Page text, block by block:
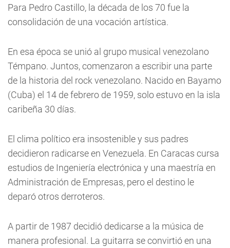
Para Pedro Castillo, la década de los 70 fue la
consolidación de una vocación artística.
En esa época se unió al grupo musical venezolano
Témpano. Juntos, comenzaron a escribir una parte
de la historia del rock venezolano. Nacido en Bayamo
(Cuba) el 14 de febrero de 1959, solo estuvo en la isla
caribeña 30 días.
El clima político era insostenible y sus padres
decidieron radicarse en Venezuela. En Caracas cursa
estudios de Ingeniería electrónica y una maestría en
Administración de Empresas, pero el destino le
deparó otros derroteros.
A partir de 1987 decidió dedicarse a la música de
manera profesional. La guitarra se convirtió en una